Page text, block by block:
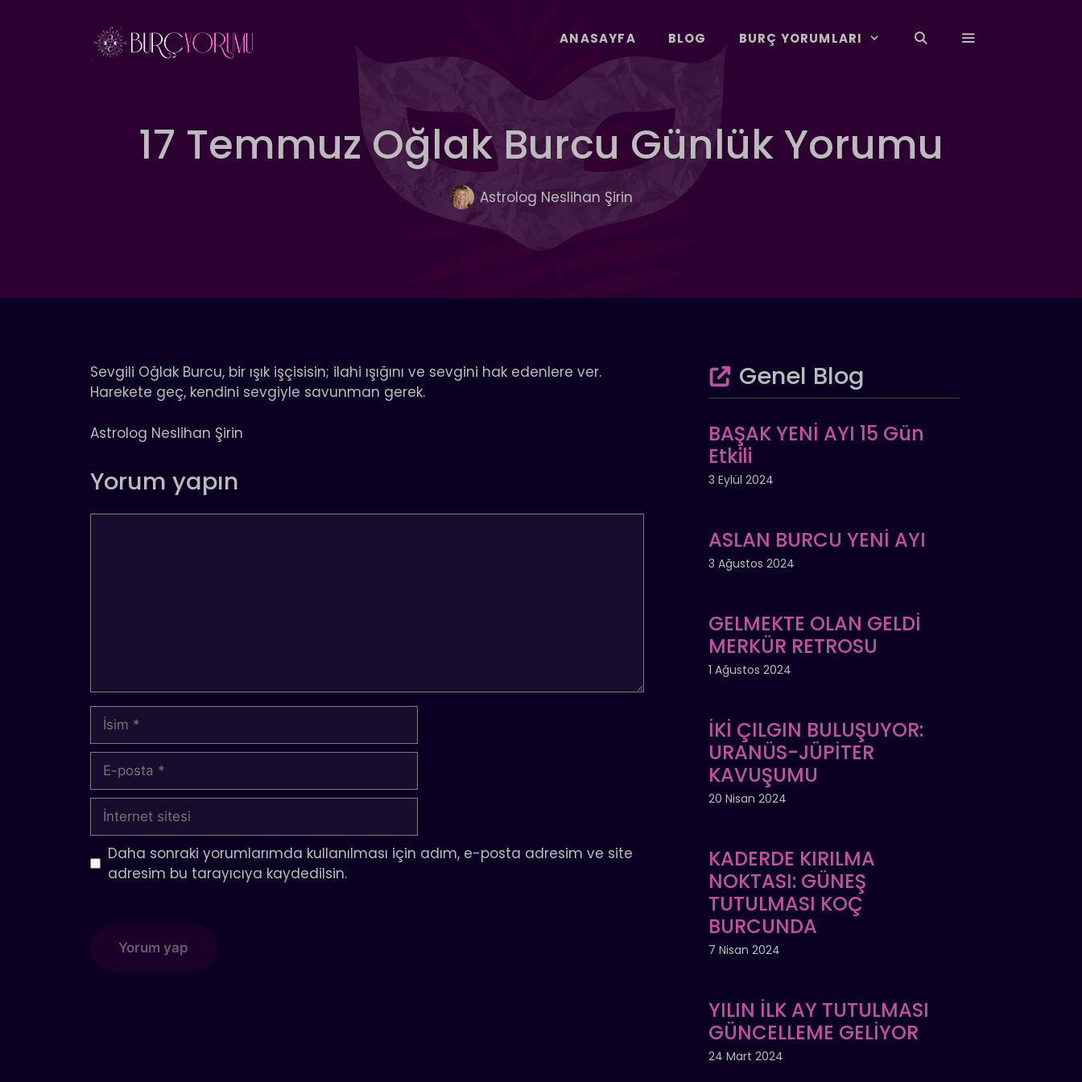
ANASAYFA BLOG BURÇ YORUMLARI
17 Temmuz Oğlak Burcu Günlük Yorumu
Astrolog Neslihan Şirin
Sevgili Oğlak Burcu, bir ışık işçisisin; ilahi ışığını ve sevgini hak edenlere ver.
Harekete geç, kendini sevgiyle savunman gerek.
Astrolog Neslihan Şirin
Yorum yapın
İsim
posta
İnternet
sitesi
Daha sonraki yorumlarımda kullanılması için adım, e-posta adresim ve site
adresim bu tarayıcıya kaydedilsin.
Genel Blog
BAŞAK YENİ AYI 15 Gün
Etkili
3 Eylül 2024
ASLAN BURCU YENİ AYI
3 Ağustos 2024
GELMEKTE OLAN GELDİ
MERKÜR RETROSU
1 Ağustos 2024
İKİ ÇILGIN BULUŞUYOR:
URANÜS-JÜPİTER
KAVUŞUMU
20 Nisan 2024
KADERDE KIRILMA
NOKTASI: GÜNEŞ
TUTULMASI KOÇ
BURCUNDA
7 Nisan 2024
YILIN İLK AY TUTULMASI
GÜNCELLEME GELİYOR
24 Mart 2024